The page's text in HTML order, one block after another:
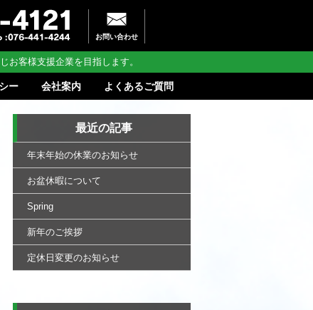
お問い合わせ
お客様支援企業を目指します。
ー 会社案内 よくあるご質問
最近の記事
年末年始の休業のお知らせ
お盆休暇について
Spring
新年のご挨拶
定休日変更のお知らせ